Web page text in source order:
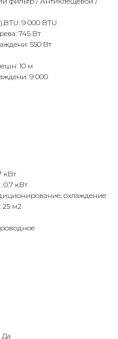
9 000 BTU
745 Вт
550 Вт
10 м
9 000
кВт
0.7 кВт
охлаждение
м2
Да